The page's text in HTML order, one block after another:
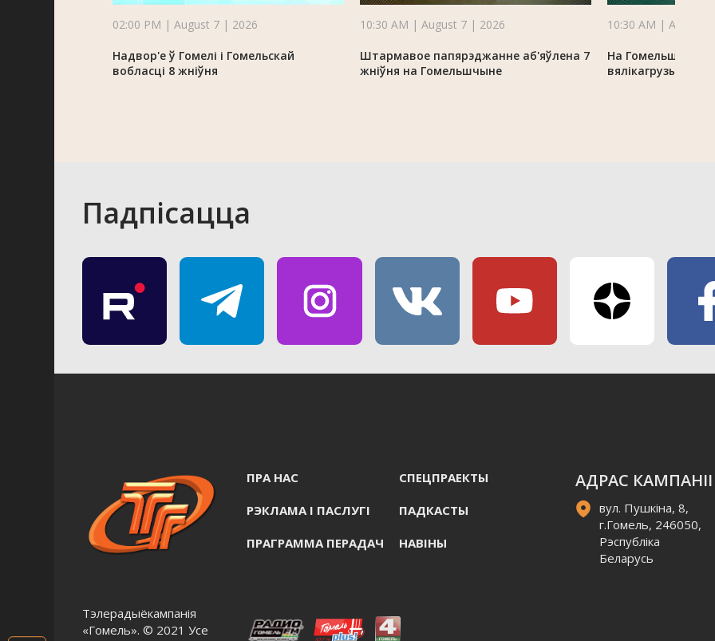
02:00 PM | August 7 | 2026
Надвор'е ў Гомелі і Гомельскай
вобласці 8 жніўня
10:30 AM | August 7 | 2026
Штармавое папярэджанне аб'яўлена 7
жніўня на Гомельшчыне
10:30 AM | August 7
На Гомельшчыне
вялікагрузы з-за
Падпісацца
Тэлерадыёкампанія
«Гомель». © 2021 Усе
ПРА НАС СПЕЦПРАЕКТЫ
РЭКЛАМА I ПАСЛУГI ПАДКАСТЫ
ПРАГРАММА ПЕРАДАЧ НАВIНЫ
АДРАС КАМПАНІІ
вул. Пушкіна, 8,
г.Гомель, 246050,
Рэспубліка
Беларусь